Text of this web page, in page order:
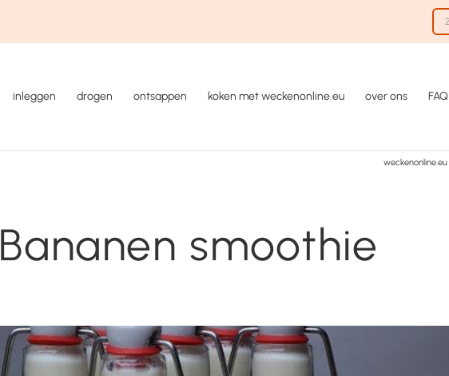
inleggen drogen ontsappen koken met weckenonline.eu over ons FAQ
weckenonline.eu
Bananen smoothie